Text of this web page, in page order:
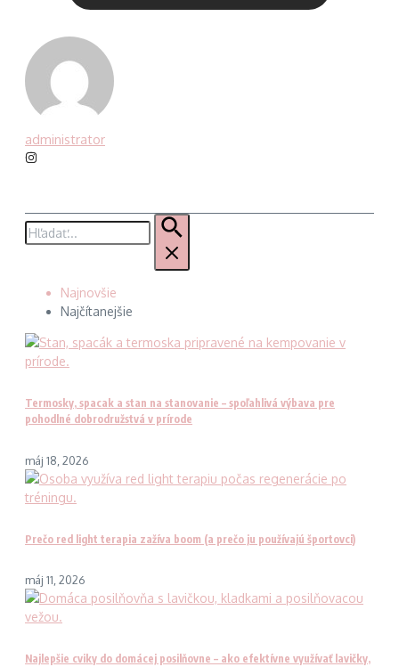
administrator
Hľadať:
Najnovšie
Najčítanejšie
Termosky, spacak a stan na stanovanie – spoľahlivá výbava pre
pohodlné dobrodružstvá v prírode
máj 18, 2026
Prečo red light terapia zažíva boom (a prečo ju používajú športovci)
máj 11, 2026
Najlepšie cviky do domácej posilňovne – ako efektívne využívať lavičky,